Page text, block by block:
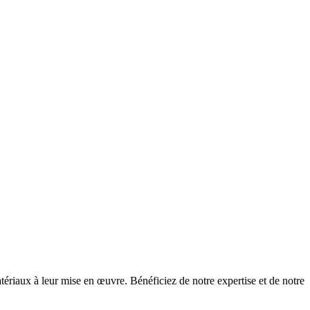
à leur mise en œuvre. Bénéficiez de notre expertise et de notre